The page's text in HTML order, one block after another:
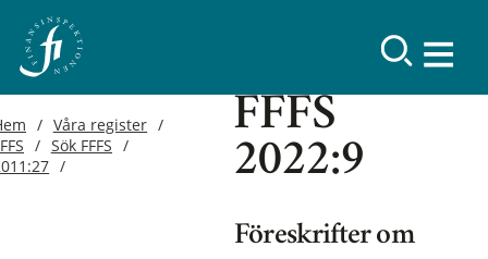
Våra register
Sök FFFS
FFFS
2022:9
Föreskrifter om